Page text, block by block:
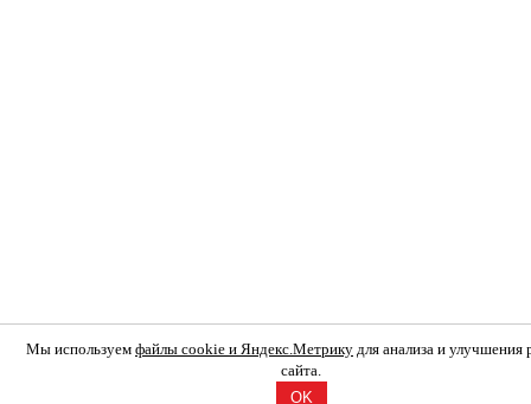
Мы используем файлы cookie и Яндекс.Метрику для анализа и улучшения
сайта.
OK